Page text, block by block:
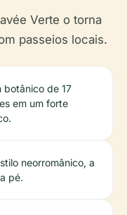
Verte o torna
passeios locais.
botânico de 17
em um forte
neorromânico, a
pé.